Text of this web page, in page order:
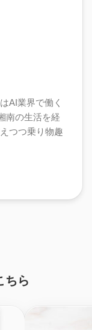
AI業界で働く
南の生活を経
つつ乗り物趣
ちら